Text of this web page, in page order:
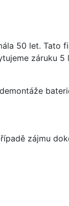
50 let.
záruku
zájmu